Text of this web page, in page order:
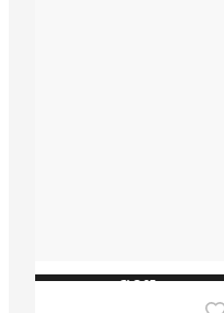
CLOSE